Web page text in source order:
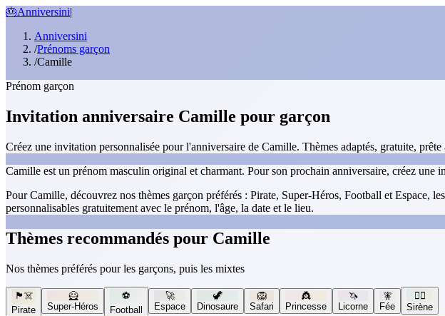
🎂Anniversini|
Anniversini
/Prénoms garçon
/Camille
Prénom garçon
Invitation anniversaire Camille pour garçon
Créez une invitation personnalisée pour l'anniversaire de Camille. Thèmes adaptés, gratuite,
Camille est un prénom masculin original et charmant. Pour son prochain anniversaire, créez une
Pour Camille, découvrez nos thèmes garçon préférés : Pirate, Super-Héros, Football et Espace,
personnalisables gratuitement avec le prénom, l'âge, la date et le lieu.
Thèmes recommandés pour Camille
Nos thèmes préférés pour les garçons, puis les mixtes
🏴‍☠️
Pirate
🦸
Super-Héros
⚽
Football
🚀
Espace
🦖
Dinosaure
🦁
Safari
👸
Princesse
🦄
Licorne
🧚
Fée
🧜‍♀️
Sirène